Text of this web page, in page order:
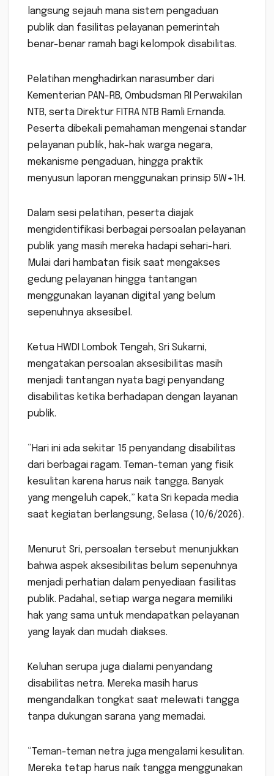
langsung sejauh mana sistem pengaduan
publik dan fasilitas pelayanan pemerintah
benar-benar ramah bagi kelompok disabilitas.
Pelatihan menghadirkan narasumber dari
Kementerian PAN-RB, Ombudsman RI Perwakilan
NTB, serta Direktur FITRA NTB Ramli Ernanda.
Peserta dibekali pemahaman mengenai standar
pelayanan publik, hak-hak warga negara,
mekanisme pengaduan, hingga praktik
menyusun laporan menggunakan prinsip 5W+1H.
Dalam sesi pelatihan, peserta diajak
mengidentifikasi berbagai persoalan pelayanan
publik yang masih mereka hadapi sehari-hari.
Mulai dari hambatan fisik saat mengakses
gedung pelayanan hingga tantangan
menggunakan layanan digital yang belum
sepenuhnya aksesibel.
Ketua HWDI Lombok Tengah, Sri Sukarni,
mengatakan persoalan aksesibilitas masih
menjadi tantangan nyata bagi penyandang
disabilitas ketika berhadapan dengan layanan
publik.
“Hari ini ada sekitar 15 penyandang disabilitas
dari berbagai ragam. Teman-teman yang fisik
kesulitan karena harus naik tangga. Banyak
yang mengeluh capek,” kata Sri kepada media
saat kegiatan berlangsung, Selasa (10/6/2026).
Menurut Sri, persoalan tersebut menunjukkan
bahwa aspek aksesibilitas belum sepenuhnya
menjadi perhatian dalam penyediaan fasilitas
publik. Padahal, setiap warga negara memiliki
hak yang sama untuk mendapatkan pelayanan
yang layak dan mudah diakses.
Keluhan serupa juga dialami penyandang
disabilitas netra. Mereka masih harus
mengandalkan tongkat saat melewati tangga
tanpa dukungan sarana yang memadai.
“Teman-teman netra juga mengalami kesulitan.
Mereka tetap harus naik tangga menggunakan